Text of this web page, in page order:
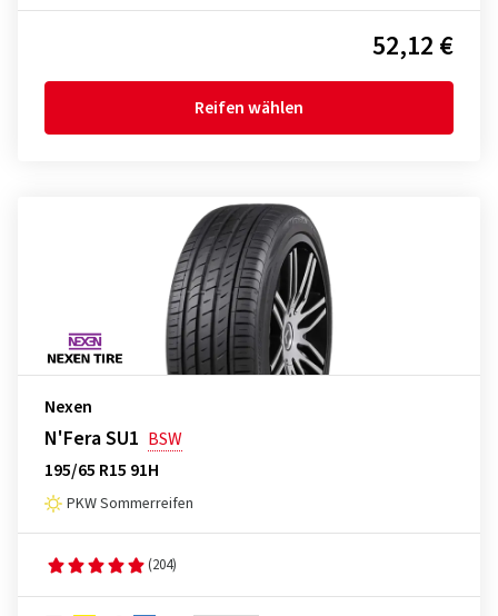
52,12 €
Reifen wählen
Nexen
N'Fera SU1 BSW
195/65 R15 91H
PKW Sommerreifen
(204)